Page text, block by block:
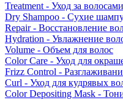
Treatment - Уход за
Dry Shampoo - Сухие
Repair - Восстановление
Hydration - Увлажнение
Volume - Объем для волос
Color Care - Уход для
Frizz Control -
Curl - Уход для кудрявых
Color Depositing Mask -